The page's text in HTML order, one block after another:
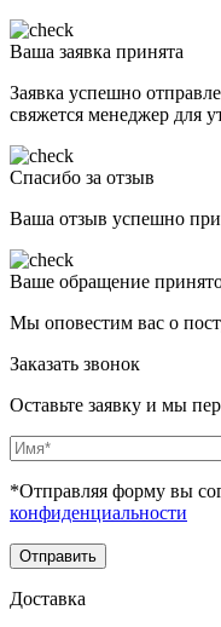
Ваша заявка принята
Заявка успешно
свяжется менеджер для
Спасибо за отзыв
Ваша отзыв успешно
Ваше обращение
Мы оповестим вас о
Заказать звонок
Оставьте заявку и мы
*Отправляя форму вы
конфиденциальности
Отправить
Доставка